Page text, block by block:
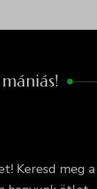
Keresd meg a